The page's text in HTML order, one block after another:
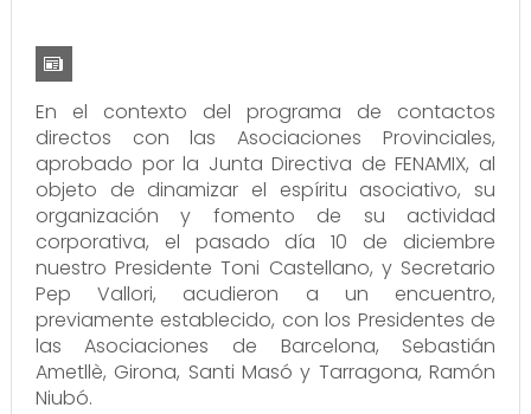
En el contexto del programa de contactos
directos con las Asociaciones Provinciales,
aprobado por la Junta Directiva de FENAMIX, al
objeto de dinamizar el espíritu asociativo, su
organización y fomento de su actividad
corporativa, el pasado día 10 de diciembre
nuestro Presidente Toni Castellano, y Secretario
Pep Vallori, acudieron a un encuentro,
previamente establecido, con los Presidentes de
las Asociaciones de Barcelona, Sebastián
Ametllè, Girona, Santi Masó y Tarragona, Ramón
Niubó.